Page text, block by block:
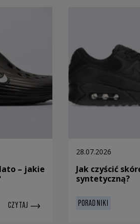
– jakie
CZYTAJ
28.07.2026
Jak czyścić
syntetyczną?
PORADNIKI